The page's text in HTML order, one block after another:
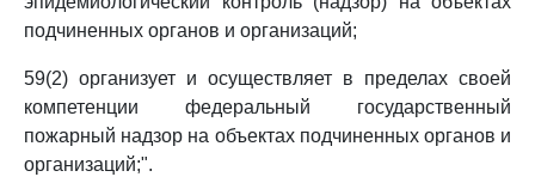
подчиненных органов и организаций;
59(2) организует и осуществляет в пределах своей
компетенции федеральный государственный
пожарный надзор на объектах подчиненных органов и
организаций;".